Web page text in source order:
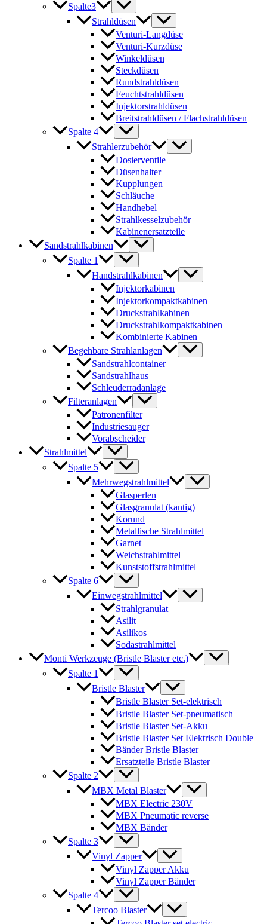
Spalte3
Strahldüsen
Venturi-Langdüse
Venturi-Kurzdüse
Winkeldüsen
Steckdüsen
Rundstrahldüsen
Feuchtstrahldüsen
Injektorstrahldüsen
Breitstrahldüsen / Flachstrahldüsen
Spalte 4
Strahlerzubehör
Dosierventile
Düsenhalter
Kupplungen
Schläuche
Handhebel
Strahlkesselzubehör
Kabinenersatzteile
Sandstrahlkabinen
Spalte 1
Handstrahlkabinen
Injektorkabinen
Injektorkompaktkabinen
Druckstrahlkabinen
Druckstrahlkompaktkabinen
Kombinierte Kabinen
Begehbare Strahlanlagen
Sandstrahlcontainer
Sandstrahlhaus
Schleuderradanlage
Filteranlagen
Patronenfilter
Industriesauger
Vorabscheider
Strahlmittel
Spalte 5
Mehrwegstrahlmittel
Glasperlen
Glasgranulat (kantig)
Korund
Metallische Strahlmittel
Garnet
Weichstrahlmittel
Kunststoffstrahlmittel
Spalte 6
Einwegstrahlmittel
Strahlgranulat
Asilit
Asilikos
Sodastrahlmittel
Monti Werkzeuge (Bristle Blaster etc.)
Spalte 1
Bristle Blaster
Bristle Blaster Set-elektrisch
Bristle Blaster Set-pneumatisch
Bristle Blaster Set-Akku
Bristle Blaster Set Elektrisch Double
Bänder Bristle Blaster
Ersatzteile Bristle Blaster
Spalte 2
MBX Metal Blaster
MBX Electric 230V
MBX Pneumatic reverse
MBX Bänder
Spalte 3
Vinyl Zapper
Vinyl Zapper Akku
Vinyl Zapper Bänder
Spalte 4
Tercoo Blaster